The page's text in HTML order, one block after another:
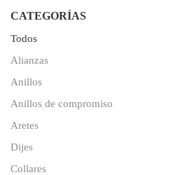
CATEGORÍAS
Todos
Alianzas
Anillos
Anillos de compromiso
Aretes
Dijes
Collares